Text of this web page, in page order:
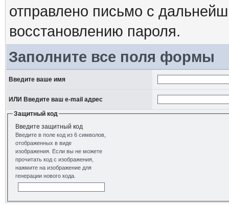
отправлено письмо с
восстановлению пароля.
Заполните все поля формы
Введите ваше имя
ИЛИ Введите ваш e-mail адрес
Защитный код
Введите защитный код
Введите в поле код из 6 символов,
отображенных в виде
изображения. Если вы не можете
прочитать код с изображения,
нажмите на изображение для
генерации нового кода.